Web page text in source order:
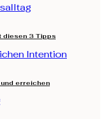
diesen 3 Tipps
erreichen